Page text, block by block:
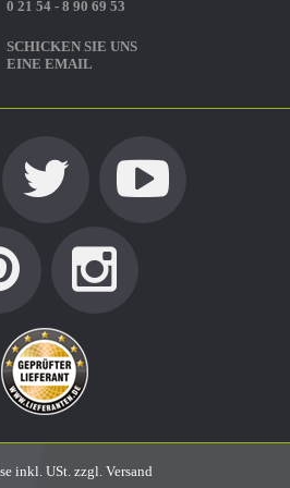
0 21 54 - 8 90 69 53
SCHICKEN SIE UNS
EINE EMAIL
inkl. USt. zzgl. Versand